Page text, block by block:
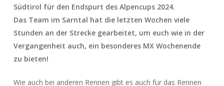
Südtirol für den Endspurt des Alpencups 2024.
Das Team im Sarntal hat die letzten Wochen viele
Stunden an der Strecke gearbeitet, um euch wie in der
Vergangenheit auch, ein besonderes MX Wochenende
zu bieten!
Wie auch bei anderen Rennen gibt es auch für das Rennen